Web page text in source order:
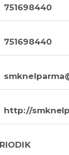
751698440
751698440
http://